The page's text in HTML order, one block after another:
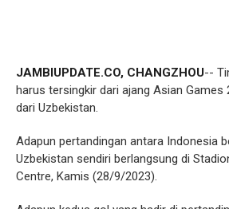
JAMBIUPDATE.CO, CHANGZHOU--
harus tersingkir dari ajang Asian Games
dari Uzbekistan.
Adapun pertandingan antara Indonesia
Uzbekistan sendiri berlangsung di
Centre, Kamis (28/9/2023).